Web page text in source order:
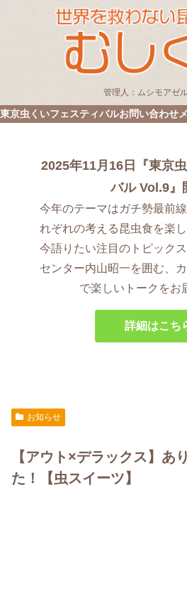
管理人：ムシモアゼ
東京虫くいフェスティバルお問い合わせ
2025年11月16日『東京
バル Vol.9』
今年のテーマはガチ勢最前
れぞれの考える昆虫食を楽
今語りたい注目のトピック
センター内山昭一を囲む、
で楽しいトークをお
詳細はこち
お知らせ
【アウト×デラックス】あ
た！【虫スイーツ】